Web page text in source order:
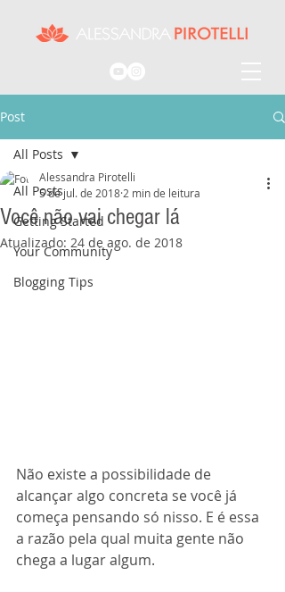
Post
All Posts
Getting Started
Your Community
Blogging Tips
All Posts
Você não vai chegar lá
Alessandra Pirotelli
5 de jul. de 2018 2 min de leitura
Atualizado: 24 de ago. de 2018
Não existe a possibilidade de
alcançar algo concreta se você já
começa pensando só nisso. E é essa
a razão pela qual muita gente não
chega a lugar algum.